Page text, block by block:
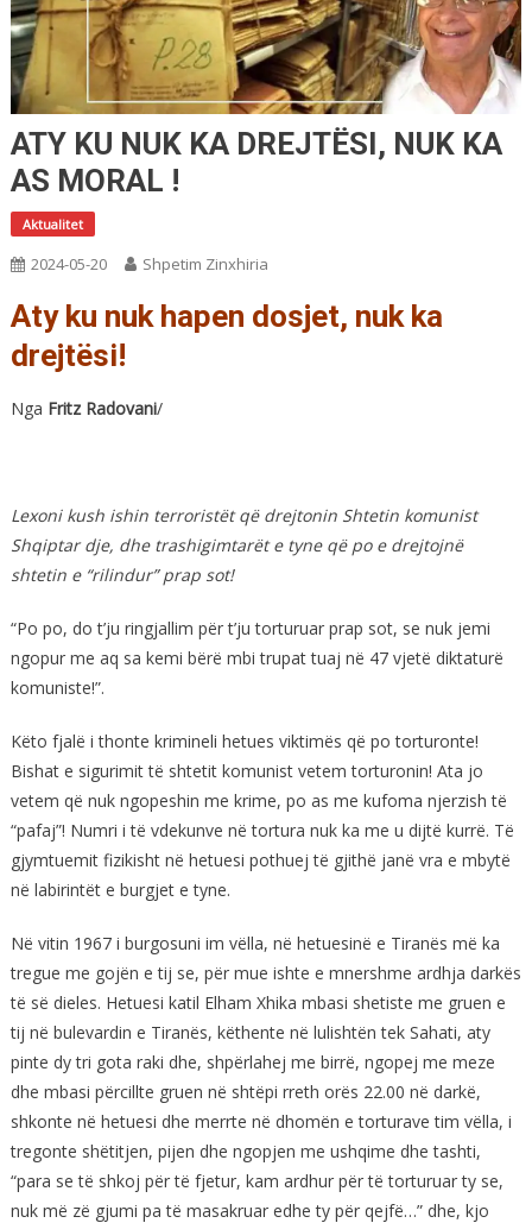
ATY KU NUK KA DREJTËSI, NUK KA
AS MORAL !
Aktualitet
2024-05-20 Shpetim Zinxhiria
Aty ku nuk hapen dosjet, nuk ka
drejtësi!
Nga Fritz Radovani/
Lexoni kush ishin terroristët që drejtonin Shtetin komunist
Shqiptar dje, dhe trashigimtarët e tyne që po e drejtojnë
shtetin e “rilindur” prap sot!
“Po po, do t’ju ringjallim për t’ju torturuar prap sot, se nuk jemi
ngopur me aq sa kemi bërë mbi trupat tuaj në 47 vjetë diktaturë
komuniste!”.
Këto fjalë i thonte krimineli hetues viktimës që po torturonte!
Bishat e sigurimit të shtetit komunist vetem torturonin! Ata jo
vetem që nuk ngopeshin me krime, po as me kufoma njerzish të
“pafaj”! Numri i të vdekunve në tortura nuk ka me u dijtë kurrë. Të
gjymtuemit fizikisht në hetuesi pothuej të gjithë janë vra e mbytë
në labirintët e burgjet e tyne.
Në vitin 1967 i burgosuni im vëlla, në hetuesinë e Tiranës më ka
tregue me gojën e tij se, për mue ishte e mnershme ardhja darkës
të së dieles. Hetuesi katil Elham Xhika mbasi shetiste me gruen e
tij në bulevardin e Tiranës, këthente në lulishtën tek Sahati, aty
pinte dy tri gota raki dhe, shpërlahej me birrë, ngopej me meze
dhe mbasi përcillte gruen në shtëpi rreth orës 22.00 në darkë,
shkonte në hetuesi dhe merrte në dhomën e torturave tim vëlla, i
tregonte shëtitjen, pijen dhe ngopjen me ushqime dhe tashti,
“para se të shkoj për të fjetur, kam ardhur për të torturuar ty se,
nuk më zë gjumi pa të masakruar edhe ty për qejfë…” dhe, kjo